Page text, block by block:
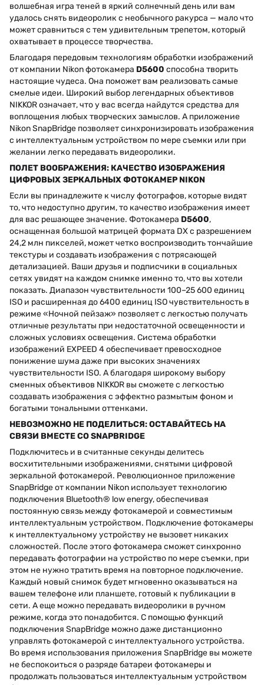
волшебная игра теней в яркий солнечный день или вам
удалось снять видеоролик с необычного ракурса — мало что
может сравниться с тем удивительным трепетом, который
охватывает в процессе творчества.
Благодаря передовым технологиям обработки изображений
от компании Nikon фотокамера D5600 способна творить
настоящие чудеса. Она поможет вам реализовать самые
смелые идеи. Широкий выбор легендарных объективов
NIKKOR означает, что у вас всегда найдутся средства для
воплощения любых творческих замыслов. А приложение
Nikon SnapBridge позволяет синхронизировать изображения
с интеллектуальным устройством по мере съемки или при
желании легко передавать видеоролики.
ПОЛЕТ ВООБРАЖЕНИЯ: КАЧЕСТВО ИЗОБРАЖЕНИЯ
ЦИФРОВЫХ ЗЕРКАЛЬНЫХ ФОТОКАМЕР NIKON
Если вы принадлежите к числу фотографов, которые видят
то, что недоступно другим, то качество изображения имеет
для вас решающее значение. Фотокамера D5600,
оснащенная большой матрицей формата DX с разрешением
24,2 млн пикселей, может четко воспроизводить тончайшие
текстуры и создавать изображения с потрясающей
детализацией. Ваши друзья и подписчики в социальных
сетях увидят на каждом снимке именно то, что вы хотели
показать. Диапазон чувствительности 100–25 600 единиц
ISO и расширенная до 6400 единиц ISO чувствительность в
режиме «Ночной пейзаж» позволяет с легкостью получать
отличные результаты при недостаточной освещенности и
сложных условиях освещения. Система обработки
изображений EXPEED 4 обеспечивает превосходное
понижение шума даже при высоких значениях
чувствительности ISO. А благодаря широкому выбору
сменных объективов NIKKOR вы сможете с легкостью
создавать изображения с эффектно размытым фоном и
богатыми тональными оттенками.
НЕВОЗМОЖНО НЕ ПОДЕЛИТЬСЯ: ОСТАВАЙТЕСЬ НА
СВЯЗИ ВМЕСТЕ СО SNAPBRIDGE
Подключитесь и в считанные секунды делитесь
восхитительными изображениями, снятыми цифровой
зеркальной фотокамерой. Революционное приложение
SnapBridge от компании Nikon использует технологию
подключения Bluetooth® low energy, обеспечивая
постоянную связь между фотокамерой и совместимым
интеллектуальным устройством. Подключение фотокамеры
к интеллектуальному устройству не вызовет никаких
сложностей. После этого фотокамера сможет синхронно
передавать фотографии на устройство по мере съемки, при
этом не нужно тратить время на повторное подключение.
Каждый новый снимок будет мгновенно оказываться на
вашем телефоне или планшете, готовый к публикации в
сети. А еще можно передавать видеоролики в ручном
режиме, когда это понадобится. С помощью функций
подключения SnapBridge можно даже дистанционно
управлять фотокамерой с интеллектуального устройства.
Во время использования приложения SnapBridge вы можете
не беспокоиться о разряде батареи фотокамеры и
продолжать пользоваться интеллектуальным устройством